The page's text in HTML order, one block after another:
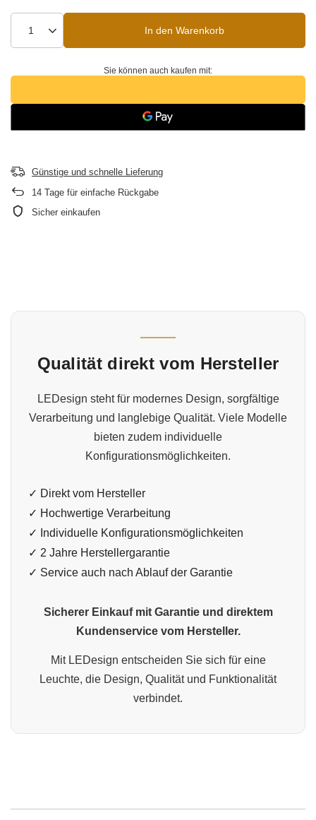
In den Warenkorb
Sie können auch kaufen mit:
Günstige und schnelle Lieferung
14 Tage für einfache Rückgabe
Sicher einkaufen
Qualität direkt vom Hersteller
LEDesign steht für modernes Design, sorgfältige
Verarbeitung und langlebige Qualität. Viele Modelle
bieten zudem individuelle
Konfigurationsmöglichkeiten.
✓ Direkt vom Hersteller
✓ Hochwertige Verarbeitung
✓ Individuelle Konfigurationsmöglichkeiten
✓ 2 Jahre Herstellergarantie
✓ Service auch nach Ablauf der Garantie
Sicherer Einkauf mit Garantie und direktem
Kundenservice vom Hersteller.
Mit LEDesign entscheiden Sie sich für eine
Leuchte, die Design, Qualität und Funktionalität
verbindet.